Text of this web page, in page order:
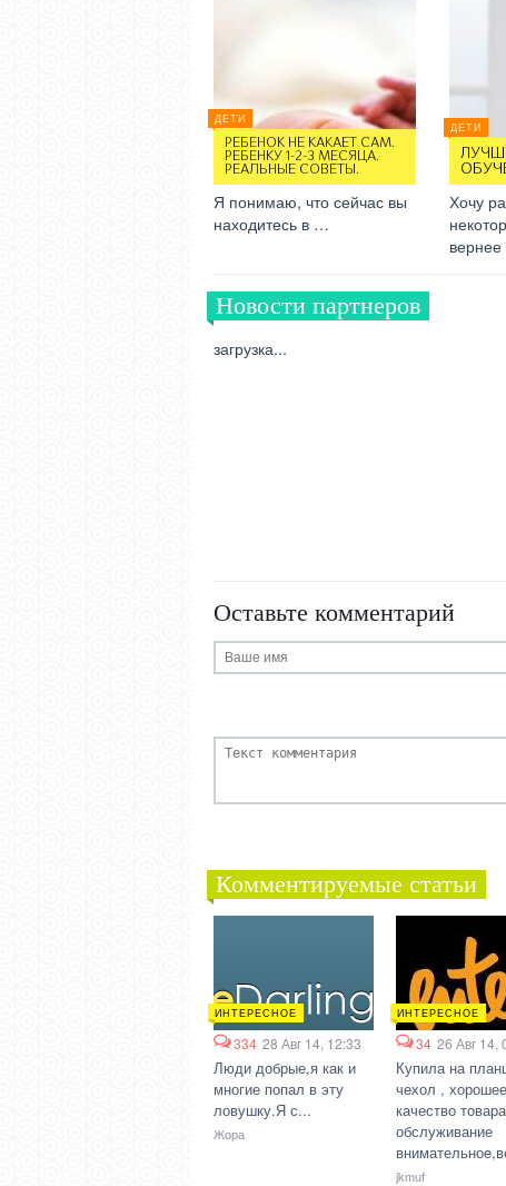
ДЕТИ
РЕБЕНОК НЕ КАКАЕТ САМ.
РЕБЕНКУ 1-2-3 МЕСЯЦА.
РЕАЛЬНЫЕ СОВЕТЫ.
Я понимаю, что сейчас вы
находитесь в …
ДЕТИ
Хочу
Новости партнеров
загрузка...
Оставьте комментарий
Комментируемые статьи
ИНТЕРЕСНОЕ
334 28 Авг 14, 12:33
Люди добрые,я как и
многие попал в эту
ловушку.Я с...
Жора
ИНТЕРЕСНОЕ
34 26 Авг 14,
Купила на
чехол , хорошее
качество
обслуживание
jkmuf